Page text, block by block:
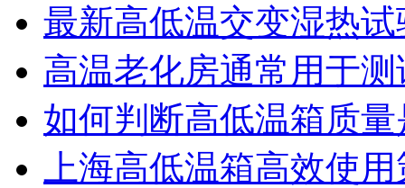
最新高低温交变湿热
高温老化房通常用于
如何判断高低温箱质
上海高低温箱高效使